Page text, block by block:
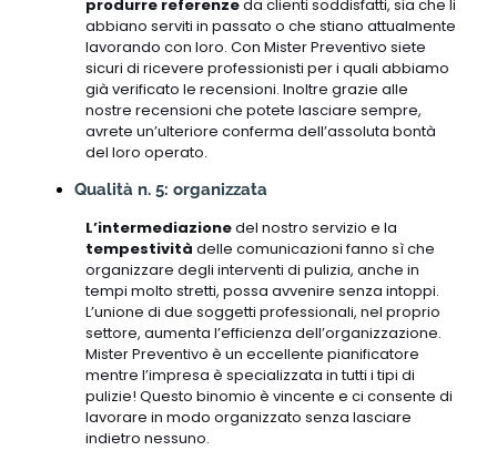
produrre referenzeda clienti soddisfatti, sia che li
abbiano serviti in passato o che stiano attualmente
lavorando con loro. Con Mister Preventivo siete
sicuri di ricevere professionisti per i quali abbiamo
già verificato le recensioni. Inoltre grazie alle
nostre recensioni che potete lasciare sempre,
avrete un’ulteriore conferma dell’assoluta bontà
del loro operato.
Qualità n. 5: organizzata
L’intermediazionedel nostro servizio e la
tempestività delle comunicazioni fanno sì che
organizzare degli interventi di pulizia, anche in
tempi molto stretti, possa avvenire senza intoppi.
L’unione di due soggetti professionali, nel proprio
settore, aumenta l’efficienza dell’organizzazione.
Mister Preventivo è un eccellente pianificatore
mentre l’impresa è specializzata in tutti i tipi di
pulizie! Questo binomio è vincente e ci consente di
lavorare in modo organizzato senza lasciare
indietro nessuno.